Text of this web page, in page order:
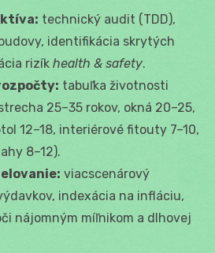
technický audit (TDD),
identifikácia skrytých
rizík health & safety.
tabuľka životnosti
25–35 rokov, okná 20–25,
12–18, interiérové fitouty 7–10,
8–12).
viacscenárový
indexácia na infláciu,
nájomným míľnikom a dlhovej